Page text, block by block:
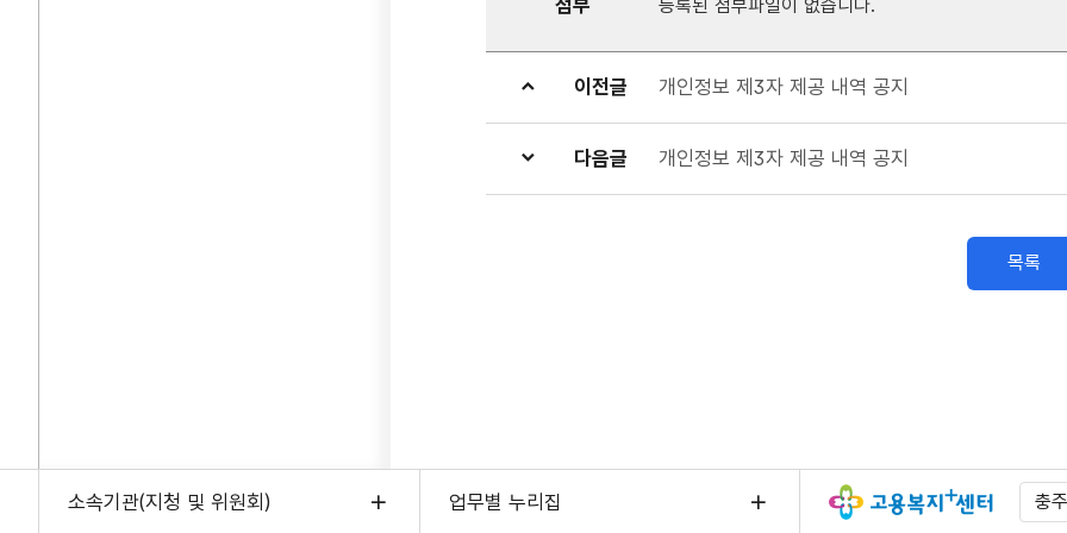
등록된 첨부파일이 없습니다.
이전글 개인정보 제3자 제공 내역 공지
다음글 개인정보 제3자 제공 내역 공지
목록
소속기관(지청 및 위원회) 업무별 누리집 충